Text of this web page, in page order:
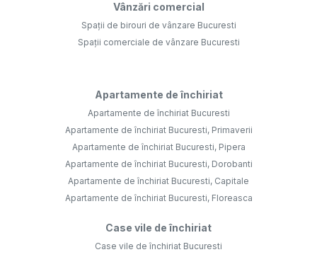
Vânzări comercial
Spații de birouri de vânzare Bucuresti
Spații comerciale de vânzare Bucuresti
Apartamente de închiriat
Apartamente de închiriat Bucuresti
Apartamente de închiriat Bucuresti, Primaverii
Apartamente de închiriat Bucuresti, Pipera
Apartamente de închiriat Bucuresti, Dorobanti
Apartamente de închiriat Bucuresti, Capitale
Apartamente de închiriat Bucuresti, Floreasca
Case vile de închiriat
Case vile de închiriat Bucuresti